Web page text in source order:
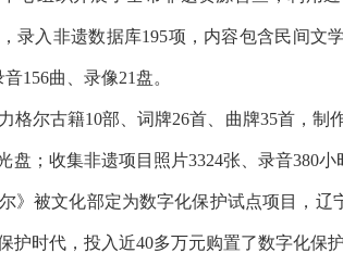
录入非遗数据库195项，内容包含民间
156曲、录像21盘。
尔古籍10部、词牌26首、曲牌35首，制
盘；收集非遗项目照片3324张、录音380
》被文化部定为数字化保护试点项目，
护时代，投入近40多万元购置了数字化保